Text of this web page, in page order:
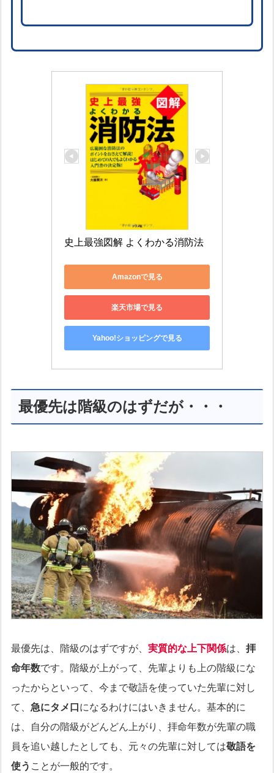
史上最強図解 よくわかる消防法
Amazonで見る
楽天市場で見る
Yahoo!ショッピングで見る
最優先は階級のはずだが・・・
最優先は、階級のはずですが、実質的な上下関係は、拝
命年数です。階級が上がって、先輩よりも上の階級にな
ったからといって、今まで敬語を使っていた先輩に対し
て、急にタメ口 になるわけにはいきません。基本的に
は、自分の階級がどんどん上がり、拝命年数が先輩の職
員を追い越したとしても、元々の先輩に対しては敬語を
使う ことが一般的です。